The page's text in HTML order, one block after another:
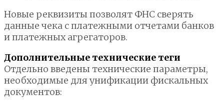
Новые реквизиты позволят ФНС сверять
данные чека с платежными отчетами банков
и платежных агрегаторов.
Дополнительные технические теги
Отдельно введены технические параметры,
необходимые для унификации фискальных
документов: